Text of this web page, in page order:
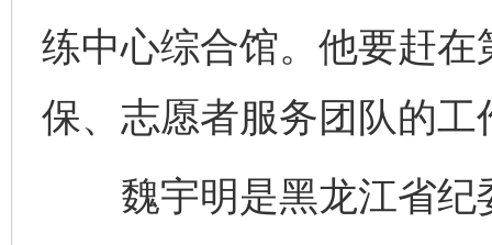
练中心综合馆。他要赶
保、志愿者服务团队的
魏宇明是黑龙江省纪